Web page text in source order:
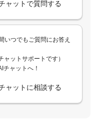
ャットで質問する
いつでもご質問にお答え
ャットサポートです）
チャットへ！
ャットに相談する